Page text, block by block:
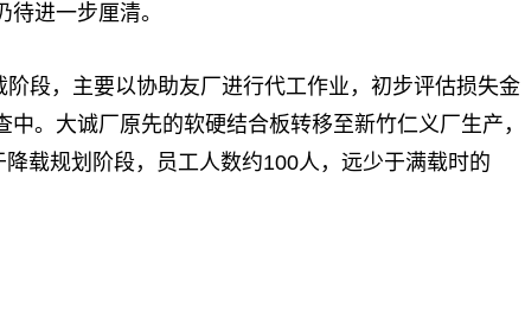
进一步厘清。
段，主要以协助友厂进行代工作业，初步评估损失金
。大诚厂原先的软硬结合板转移至新竹仁义厂生产，
载规划阶段，员工人数约100人，远少于满载时的